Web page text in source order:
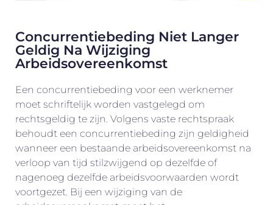
Concurrentiebeding Niet Langer
Geldig Na Wijziging
Arbeidsovereenkomst
Een concurrentiebeding voor een werknemer
moet schriftelijk worden vastgelegd om
rechtsgeldig te zijn. Volgens vaste rechtspraak
behoudt een concurrentiebeding zijn geldigheid
wanneer een bestaande arbeidsovereenkomst na
verloop van tijd stilzwijgend op dezelfde of
nagenoeg dezelfde arbeidsvoorwaarden wordt
voortgezet. Bij een wijziging van de